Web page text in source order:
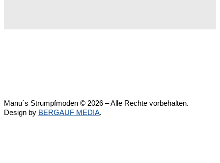
Manu´s Strumpfmoden © 2026 – Alle Rechte vorbehalten.
Design by BERGAUF MEDIA.